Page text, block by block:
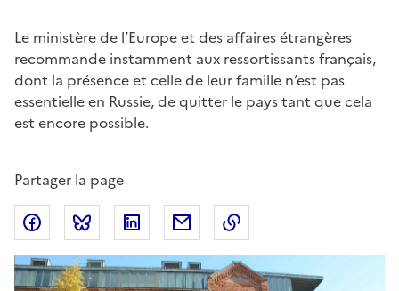
Chapo
Le ministère de l’Europe et des affaires étrangères
recommande instamment aux ressortissants français,
dont la présence et celle de leur famille n’est pas
essentielle en Russie, de quitter le pays tant que cela
est encore possible.
Partager la page
Partager sur Facebook
Partager sur Bluesky
Partager sur LinkedIn
Partager par email